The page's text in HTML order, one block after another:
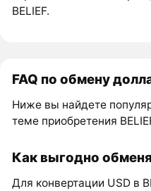
BELIEF.
FAQ по обмену
Ниже вы найдете
теме приобретения
Как выгодно
Для конвертации USD в